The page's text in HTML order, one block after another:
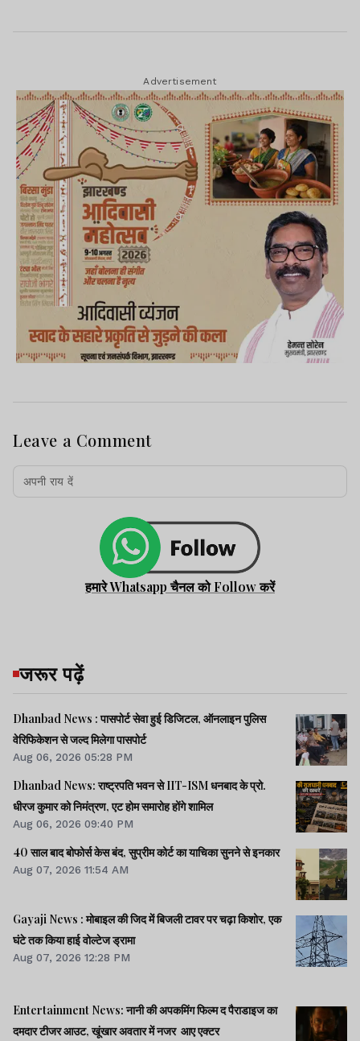
Advertisement
Leave a Comment
हमारे Whatsapp चैनल को Follow करें
जरूर पढ़ें
Dhanbad News : पासपोर्ट सेवा हुई डिजिटल, ऑनलाइन पुलिस
वेरिफिकेशन से जल्द मिलेगा पासपोर्ट
Aug 06, 2026 05:28 PM
Dhanbad News: राष्ट्रपति भवन से IIT-ISM धनबाद के प्रो.
धीरज कुमार को निमंत्रण, एट होम समारोह होंगे शामिल
Aug 06, 2026 09:40 PM
40 साल बाद बोफोर्स केस बंद, सुप्रीम कोर्ट का याचिका सुनने से इनकार
Aug 07, 2026 11:54 AM
Gayaji News : मोबाइल की जिद में बिजली टावर पर चढ़ा किशोर, एक
घंटे तक किया हाई वोल्टेज ड्रामा
Aug 07, 2026 12:28 PM
Entertainment News: नानी की अपकमिंग फिल्म द पैराडाइज का
दमदार टीजर आउट, खूंखार अवतार में नजर आए एक्टर